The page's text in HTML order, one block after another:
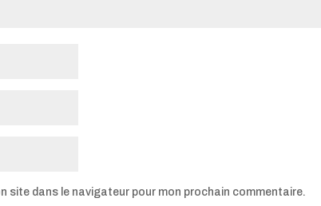
site dans le navigateur pour mon prochain commentaire.